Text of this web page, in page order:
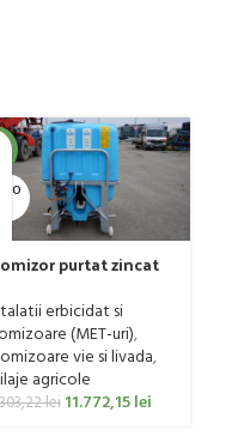
O
purtat zincat
model Ronda,
litri
erbicidat si
(MET-uri),
vie si livada,
agricole
lei 11.772,15lei